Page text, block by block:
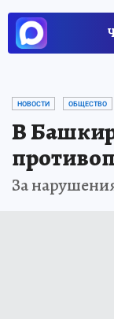
НОВОСТИ ОБЩЕСТВО
В
За